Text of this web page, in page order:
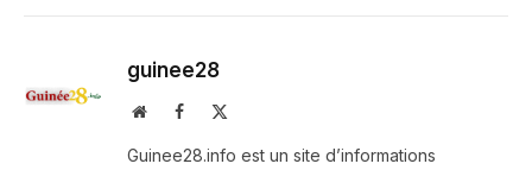
guinee28
WebsiteFacebook
Guinee28.info est un site d’informations